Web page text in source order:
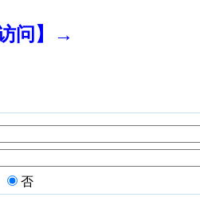
问】→
否